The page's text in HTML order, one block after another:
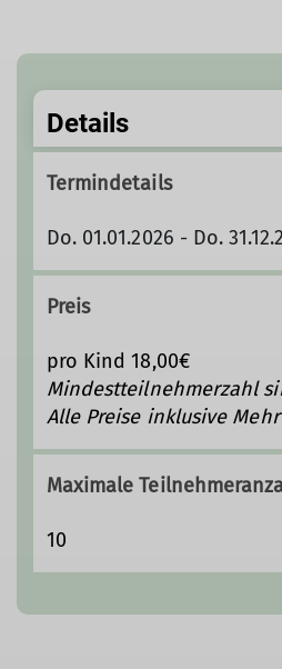
Details
Termindetails
Do. 01.01.2026 - Do.
Preis
pro Kind 18,00€
Mindestteilnehmerzahl
Alle Preise inklusive
Maximale
10